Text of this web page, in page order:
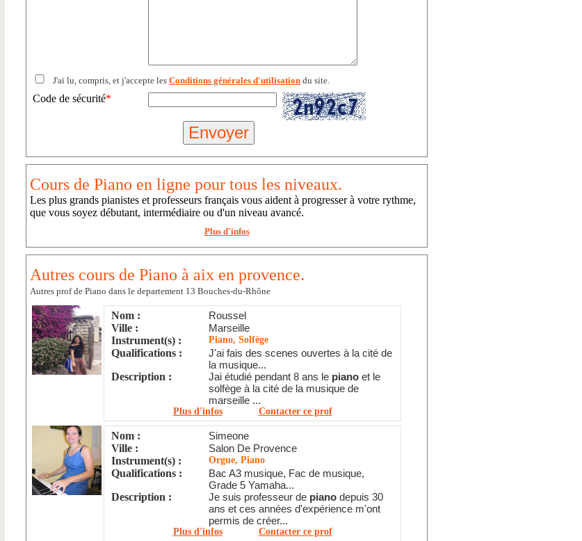
J'ai lu, compris, et j'accepte les Conditions générales d'utilisation du site.
Code de sécurité*
Cours de Piano en ligne pour tous les niveaux.
Les plus grands pianistes et professeurs français vous aident à progresser à votre rythme,
que vous soyez débutant, intermédiaire ou d'un niveau avancé.
Plus d'infos
Autres cours de Piano à aix en provence.
Autres prof de Piano dans le departement 13 Bouches-du-Rhône
Nom :
Roussel
Ville :
Marseille
Instrument(s) :
Piano, Solfège
Qualifications :
J'ai fais des scenes ouvertes à la cité de
la musique...
Description :
Jai étudié pendant 8 ans le piano et le
solfège à la cité de la musique de
marseille ...
Plus d'infos Contacter ce prof
Nom :
Simeone
Ville :
Salon De Provence
Instrument(s) :
Orgue, Piano
Qualifications :
Bac A3 musique, Fac de musique,
Grade 5 Yamaha...
Description :
Je suis professeur de piano depuis 30
ans et ces années d'expérience m'ont
permis de créer...
Plus d'infos Contacter ce prof